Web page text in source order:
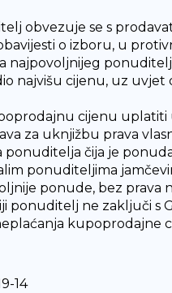
obvezuje se s
o izboru, u
najpovoljnijeg
najvišu cijenu, uz
cijenu
za uknjižbu prava
ponuditelja čija je
ponuditeljima
ponude, bez prava
ponuditelj ne zaključi s
kupoprodajne
14